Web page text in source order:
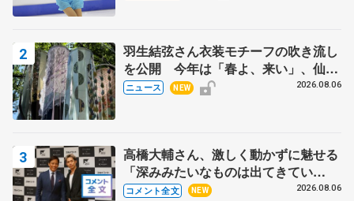
羽生結弦さん衣装モチーフの吹き流し
を公開 今年は「春よ、来い」、仙台
の瑞鳳殿
ニュース NEW 2026.08.06
高橋大輔さん、激しく動かずに魅せる
「深みみたいなものは出てきてい
る？」 〝兄さん〟と慕うレジェンド
コメント全文 NEW 2026.08.06